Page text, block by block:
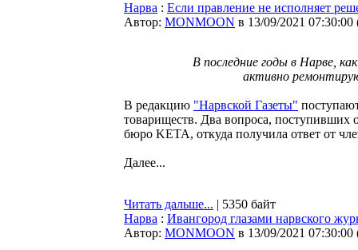
Нарва : Если правление не исполняет
Автор: MONMOON в 13/09/2021 07:30:00
В последние годы в Нарве,
активно
В редакцию "Нарвской Газеты"
товариществ. Два вопроса, поступивших
бюро KETA, откуда получила ответ от
Далее...
Читать дальше... | 5350 байт
Нарва : Ивангород глазами нарвского
Автор: MONMOON в 13/09/2021 07:30:00